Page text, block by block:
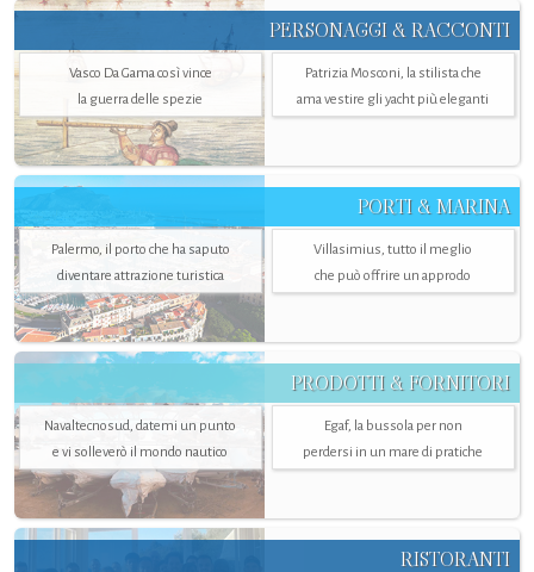
PERSONAGGI & RACCONTI
Vasco Da Gama così vince
la guerra delle spezie
Patrizia Mosconi, la stilista che
ama vestire gli yacht più eleganti
PORTI & MARINA
Palermo, il porto che ha saputo
diventare attrazione turistica
Villasimius, tutto il meglio
che può offrire un approdo
PRODOTTI & FORNITORI
Navaltecnosud, datemi un punto
e vi solleverò il mondo nautico
Egaf, la bussola per non
perdersi in un mare di pratiche
RISTORANTI